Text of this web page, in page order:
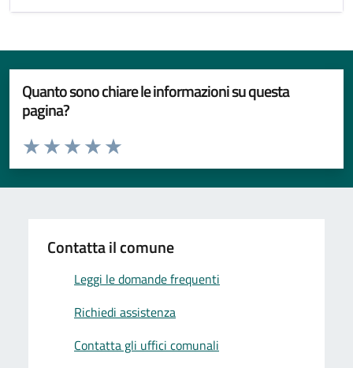
Quanto sono chiare le informazioni su questa
pagina?
Valuta da 1 a 5 stelle la pagina
Valuta 5 stelle su 5
Valuta 4 stelle su 5
Valuta 3 stelle su 5
Valuta 2 stelle su 5
Valuta 1 stelle su 5
Contatta il comune
Leggi le domande frequenti
Richiedi assistenza
Contatta gli uffici comunali